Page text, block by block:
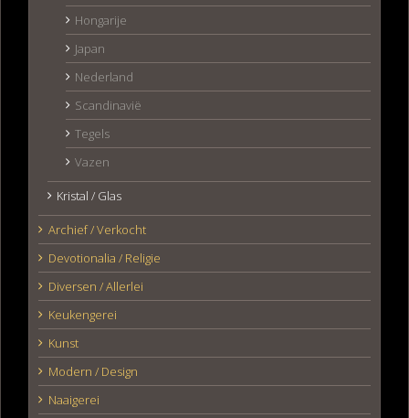
Hongarije
Japan
Nederland
Scandinavië
Tegels
Vazen
Kristal / Glas
Archief / Verkocht
Devotionalia / Religie
Diversen / Allerlei
Keukengerei
Kunst
Modern / Design
Naaigerei